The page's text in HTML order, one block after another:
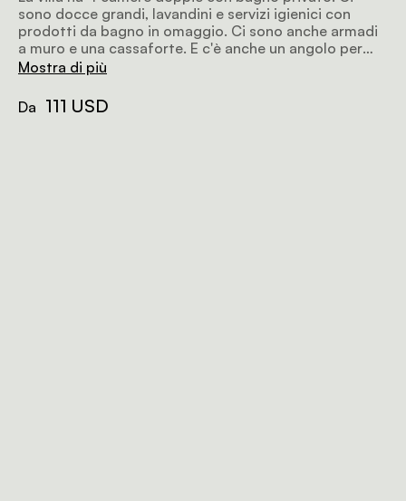
sono docce grandi, lavandini e servizi igienici con
prodotti da bagno in omaggio. Ci sono anche armadi
a muro e una cassaforte. E c'è anche un angolo per
preparare caffè e tè.
Mostra di più
Da 111 USD